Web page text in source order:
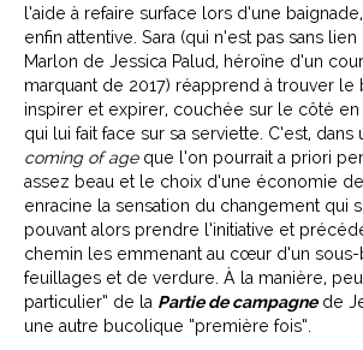
l’aide à refaire surface lors d’une
enfin attentive. Sara (qui n’est pas sans
Marlon de Jessica Palud, héroïne d’un
marquant de 2017) réapprend à trouver
inspirer et expirer, couchée sur le côté en
qui lui fait face sur sa serviette. C’est,
coming of ageque l’on pourrait a priori
assez beau et le choix d’une économie
enracine la sensation du changement qui
pouvant alors prendre l’initiative et
chemin les emmenant au cœur d’un
feuillages et de verdure. À la manière,
particulier” de la Partie de campagnede
une autre bucolique “première fois”.